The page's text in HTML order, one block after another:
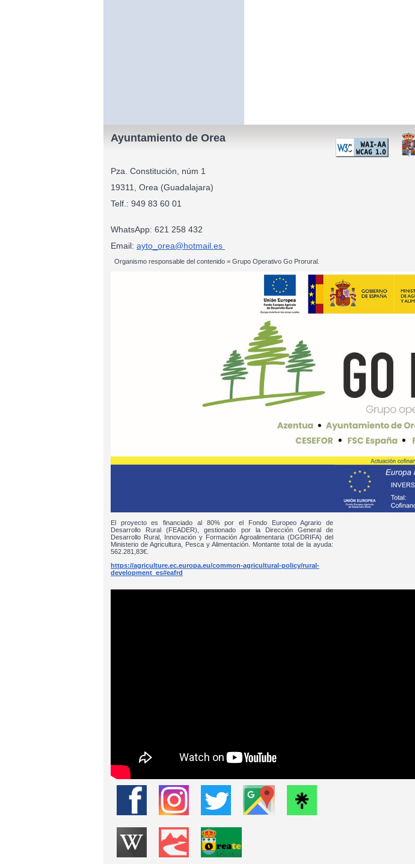
Ayuntamiento de Orea
Pza. Constitución, núm 1
19311, Orea (Guadalajara)
Telf.: 949 83 60 01
WhatsApp: 621 258 432
Email: ayto_orea@hotmail.es
Organismo responsable del contenido = Grupo Operativo Go Prorural.
El proyecto es financiado al 80% por el Fondo Europeo Agrario de
Desarrollo Rural (FEADER), gestionado por la Dirección General de
Desarrollo Rural, Innovación y Formación Agroalimentaria (DGDRIFA) del
Ministerio de Agricultura, Pesca y Alimentación. Montante total de la ayuda:
562.281,83€.
https://agriculture.ec.europa.eu/common-agricultural-policy/rural-
development_es#eafrd